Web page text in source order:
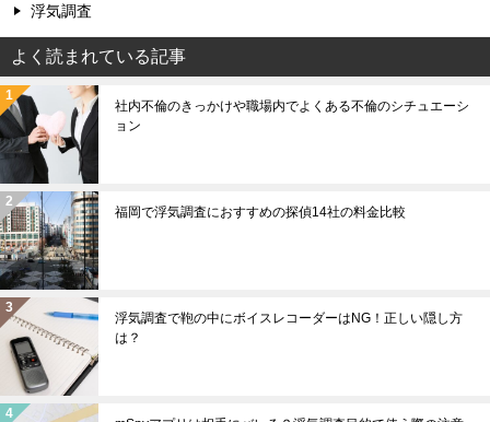
浮気調査
よく読まれている記事
社内不倫のきっかけや職場内でよくある不倫のシチュエーシ
ョン
福岡で浮気調査におすすめの探偵14社の料金比較
浮気調査で鞄の中にボイスレコーダーはNG！正しい隠し方
は？